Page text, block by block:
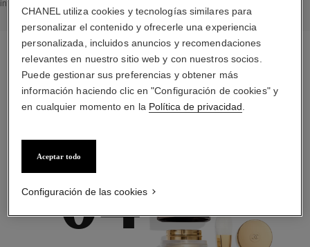
información recopilada y validada en octubre 2025.
la rutina específica
04
CHANEL utiliza cookies y tecnologías similares para
personalizar el contenido y ofrecerle una experiencia
personalizada, incluidos anuncios y recomendaciones
relevantes en nuestro sitio web y con nuestros socios.
Puede gestionar sus preferencias y obtener más
información haciendo clic en "Configuración de cookies" y
en cualquier momento en la Política de privacidad
Aceptar todo
Configuración de las cookies